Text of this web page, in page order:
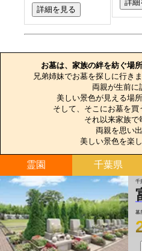
詳細を見る
詳細
お墓は、家族の絆を紡ぐ場所
兄弟姉妹でお墓を探しに行き
両親が生前に
美しい景色が見える場
そして、そこにお墓を買
それ以来家族で
両親を思い
美しい景色を楽
霊園 千葉県
千
墓